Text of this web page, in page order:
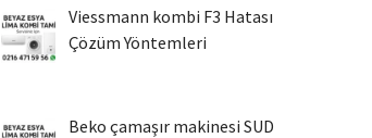
Viessmann kombi F3 Hatası
Çözüm Yöntemleri
Beko çamaşır makinesi SUD